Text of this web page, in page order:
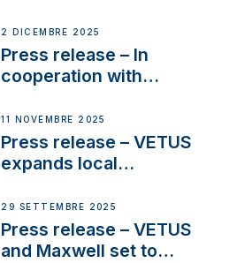
2 DICEMBRE 2025
Press release – In
cooperation with
extends existing NMEA
2000® PGN to include
waterlock temperature
11 NOVEMBRE 2025
Press release – VETUS
expands local
next-generation talent
and celebrate maritime
heritage
29 SETTEMBRE 2025
Press release – VETUS
and Maxwell set to